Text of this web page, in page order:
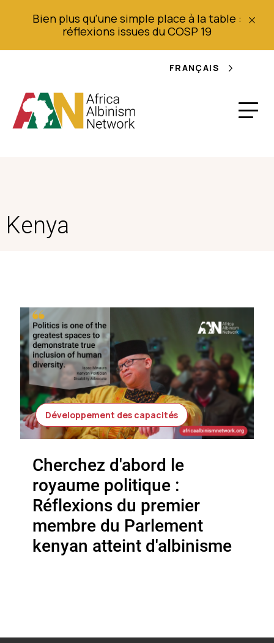
Bien plus qu'une simple place à la table :
réflexions issues du COSP 19
FRANÇAIS
Kenya
Développement des capacités
Cherchez d'abord le
royaume politique :
Réflexions du premier
membre du Parlement
kenyan atteint d'albinisme